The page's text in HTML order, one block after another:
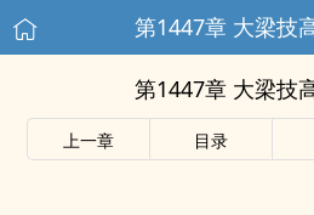
第1447章 大梁技
第1447章 大梁技
上一章 目录